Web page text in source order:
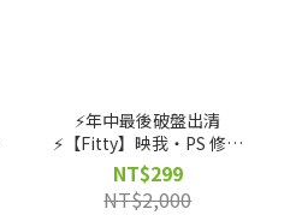
⚡️年中最後破盤出清
⚡️【Fitty】映我・PS 修身
運動長褲（稜鏡藍／電光
紫）（剩 L, XL 號）
NT$299
NT$2,000